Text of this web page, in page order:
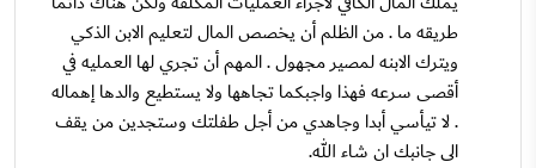
طريقه ما . من الظلم أن يخصص المال لتعليم الابن الذكي
ويترك الابنه لمصير مجهول . المهم أن تجري لها العمليه في
أقصى سرعه فهذا واجبكما تجاهها ولا يستطيع والدها إهماله
. لا تيأسي أبدا وجاهدي من أجل طفلتك وستجدين من يقف
الى جانبك ان شاء الله.